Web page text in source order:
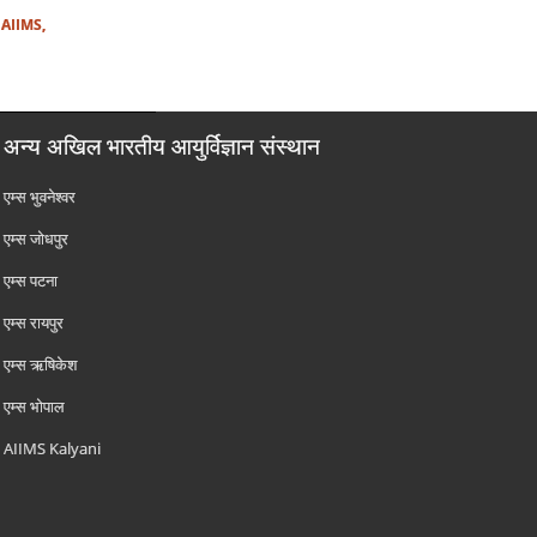
अन्य अखिल भारतीय आयुर्विज्ञान संस्थान
एम्‍स भुवनेश्वर
एम्‍स जोधपुर
एम्‍स पटना
एम्‍स रायपुर
एम्‍स ऋषिकेश
एम्‍स भोपाल
AIIMS Kalyani